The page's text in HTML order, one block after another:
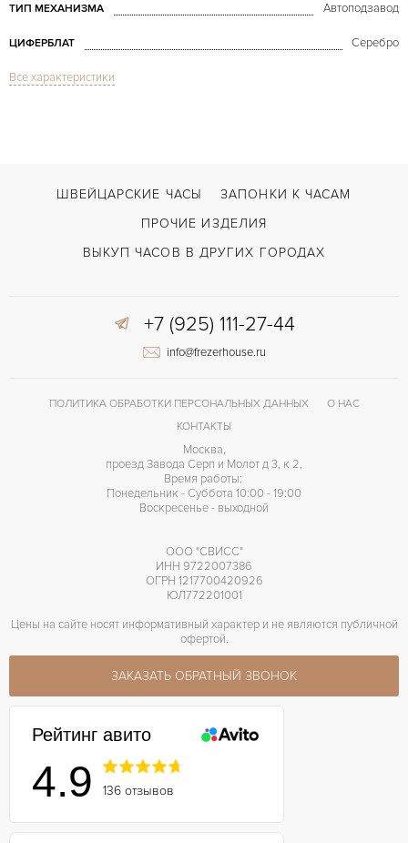
ТИП МЕХАНИЗМА Автоподзавод
ЦИФЕРБЛАТ Серебро
СТЕКЛО
ВОЗМОЖНОСТИ ДОСТАВКИ С документами, С футляром
Застежка с помощью шипа
Все характеристики
ШВЕЙЦАРСКИЕ ЧАСЫ
ЗАПОНКИ К ЧАСАМ
ПРОЧИЕ ИЗДЕЛИЯ
ВЫКУП ЧАСОВ В ДРУГИХ ГОРОДАХ
+7 (925) 111-27-44
info@frezerhouse.ru
ПОЛИТИКА ОБРАБОТКИ ПЕРСОНАЛЬНЫХ ДАННЫХ
О НАС
КОНТАКТЫ
Москва,
проезд Завода Серп и Молот д 3, к 2,
Время работы:
Понедельник - Суббота 10:00 - 19:00
Воскресенье - выходной
ООО "СВИСС"
ИНН 9722007386
ОГРН 1217700420926
ЮЛ772201001
Цены на сайте носят информативный характер и не являются публичной
офертой.
ЗАКАЗАТЬ ОБРАТНЫЙ ЗВОНОК
Рейтинг авито
4.9 136 отзывов